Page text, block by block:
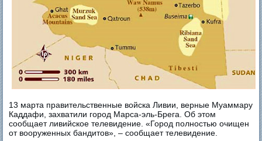
13 марта правительственные войска Ливии, верные Муаммару
Каддафи, захватили город Марса-эль-Брега. Об этом
сообщает ливийское телевидение. «Город полностью очищен
от вооруженных бандитов», – сообщает телевидение.